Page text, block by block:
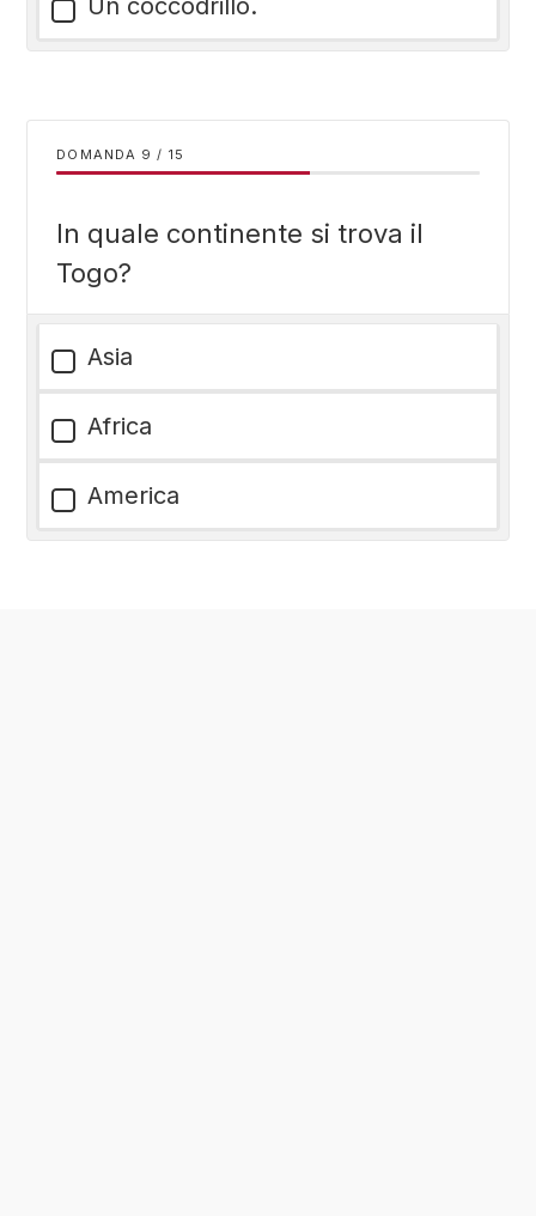
Un coccodrillo.
DOMANDA / 15
In quale continente si trova il
Togo?
Asia
Africa
America